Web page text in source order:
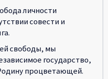
личности
совести и
свободы, мы
государство,
процветающей.